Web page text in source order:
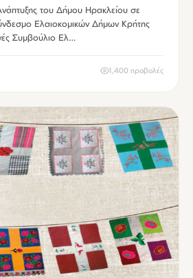
του Δήμου Ηρακλείου σε
Ελαιοκομικών Δήμων Κρήτης
Συμβούλιο Ελ…
1,400 προβολές